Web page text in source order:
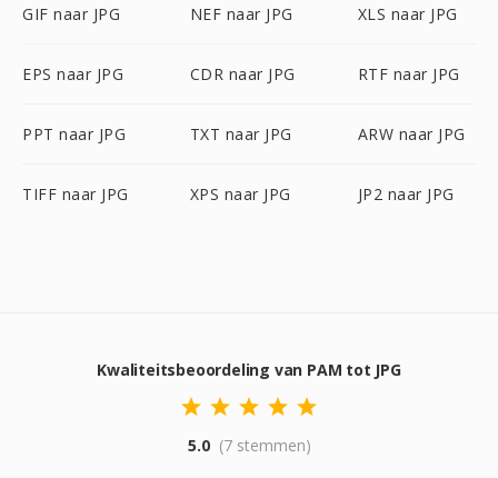
GIF naar JPG NEF naar JPG XLS naar JPG
EPS naar JPG CDR naar JPG RTF naar JPG
PPT naar JPG TXT naar JPG ARW naar JPG
TIFF naar JPG XPS naar JPG JP2 naar JPG
Kwaliteitsbeoordeling van PAM tot JPG
5.0 (7 stemmen)